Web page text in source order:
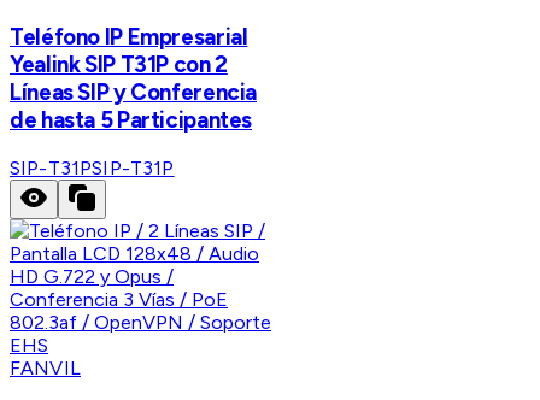
Teléfono IP Empresarial
Yealink SIP T31P con 2
Líneas SIP y Conferencia
de hasta 5 Participantes
SIP-T31PSIP-T31P
FANVIL